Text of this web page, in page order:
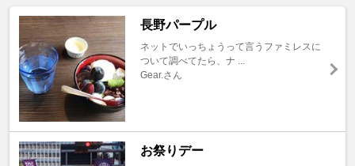
長野パープル
ネットでいっちょうって言うファミレスに
ついて調べてたら、ナ ...
Gear.さん
お祭りデー